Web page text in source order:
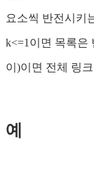
요소씩 반전시키
k<=1이면 목록은
이)이면 전체 링
예